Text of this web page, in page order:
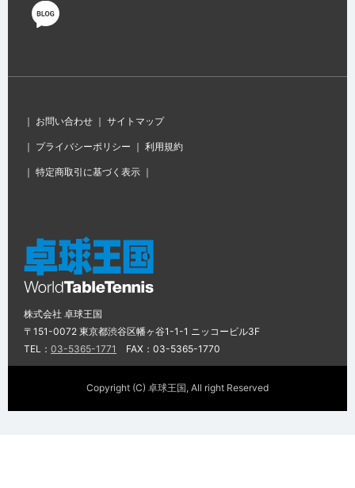
｜ お問い合わせ ｜ サイトマップ
｜ プライバシーポリシー ｜ 利用規約
｜ 特定商取引に基づく表示 ｜
株式会社 卓球王国
〒151-0072 東京都渋谷区幡ヶ谷1-1-1 ニッコービル3F
TEL： 03-5365-1771 FAX：03-5365-1770
Copyright (C) 卓球王国, All right Reserved